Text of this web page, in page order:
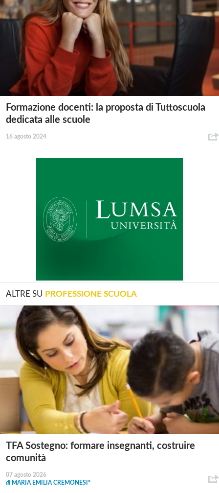
Formazione docenti: la proposta di Tuttoscuola
dedicata alle scuole
16 agosto 2024
ALTRE SU PROFESSIONE SCUOLA
TFA Sostegno: formare insegnanti, costruire
comunità
07 agosto 2026
di MARIA EMILIA CREMONESI*